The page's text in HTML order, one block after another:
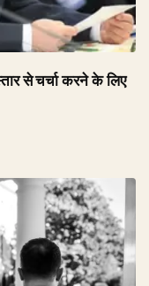
से चर्चा करने के लिए